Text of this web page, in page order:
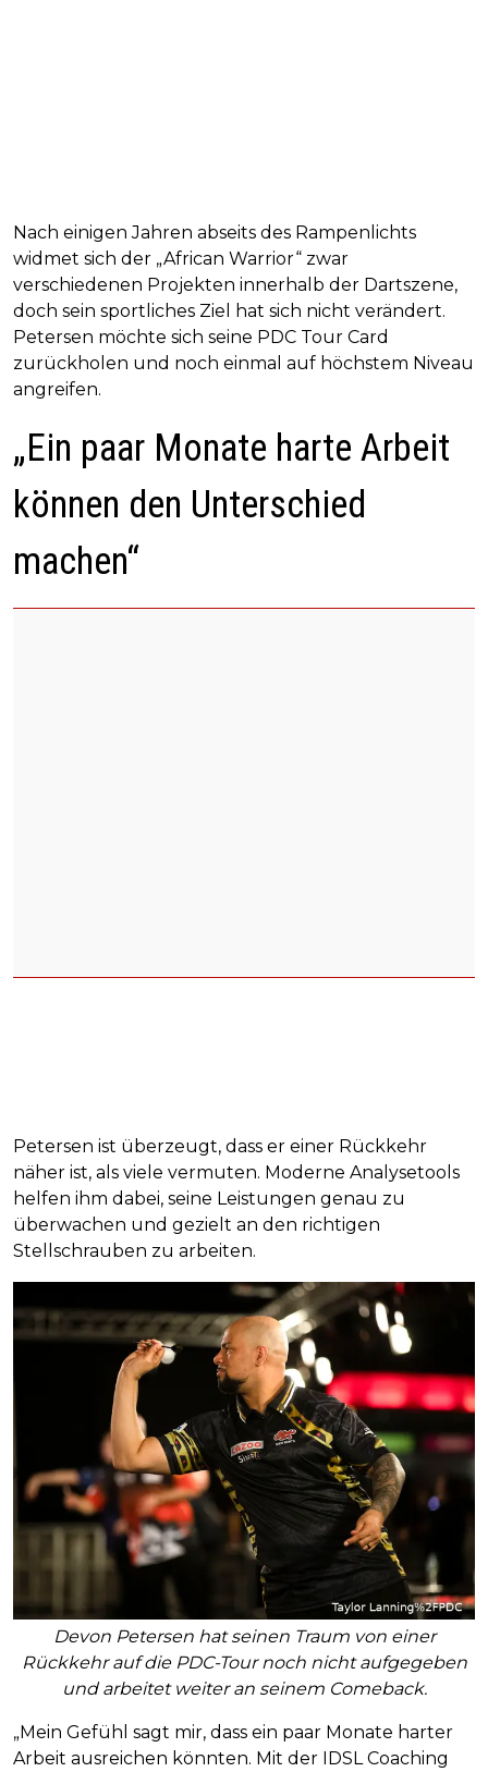
Nach einigen Jahren abseits des Rampenlichts
widmet sich der „African Warrior“ zwar
verschiedenen Projekten innerhalb der Dartszene,
doch sein sportliches Ziel hat sich nicht verändert.
Petersen möchte sich seine PDC Tour Card
zurückholen und noch einmal auf höchstem Niveau
angreifen.
„Ein paar Monate harte Arbeit
können den Unterschied
machen“
Petersen ist überzeugt, dass er einer Rückkehr
näher ist, als viele vermuten. Moderne Analysetools
helfen ihm dabei, seine Leistungen genau zu
überwachen und gezielt an den richtigen
Stellschrauben zu arbeiten.
Devon Petersen hat seinen Traum von einer
Rückkehr auf die PDC-Tour noch nicht aufgegeben
und arbeitet weiter an seinem Comeback.
„Mein Gefühl sagt mir, dass ein paar Monate harter
Arbeit ausreichen könnten. Mit der IDSL Coaching